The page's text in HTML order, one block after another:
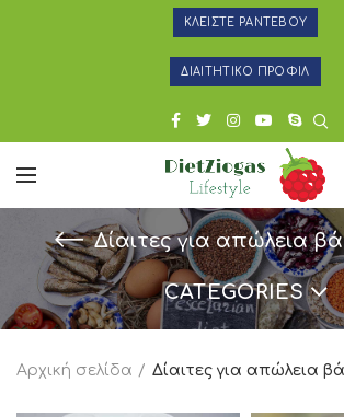
ΚΛΕΙΣΤΕ ΡΑΝΤΕΒΟΥ
ΔΙΑΙΤΗΤΙΚΟ ΠΡΟΦΙΛ
Δίαιτες για απώλεια
CATEGORIES
Αρχική σελίδα Δίαιτες για απώλεια